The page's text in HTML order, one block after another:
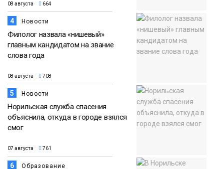
08 августа 664
4 Новости
Филолог назвала «нишевый»
главным кандидатом на звание
слова года
08 августа 708
5 Новости
Норильская служба спасения
объяснила, откуда в городе взялся
смог
07 августа 761
6 Образование